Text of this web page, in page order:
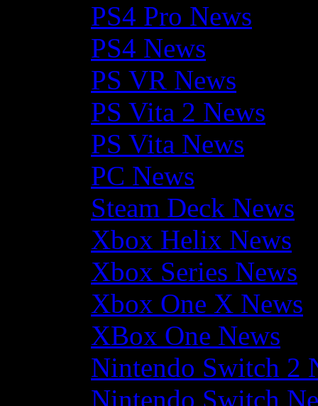
PS4 Pro News
PS4 News
PS VR News
PS Vita 2 News
PS Vita News
PC News
Steam Deck News
Xbox Helix News
Xbox Series News
Xbox One X News
XBox One News
Nintendo Switch 2
Nintendo Switch